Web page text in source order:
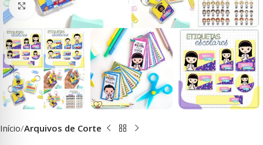
Clique para ampliar
Início Arquivos de Corte